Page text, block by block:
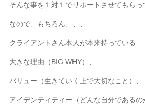
そんな事を１対１でサポートさせてもらっ
なので、もちろん、、、
クライアントさん本人が本来持っている
大きな理由（BIG WHY）、
バリュー（生きていく上で大切なこと）、
アイデンティティー（どんな自分であるの